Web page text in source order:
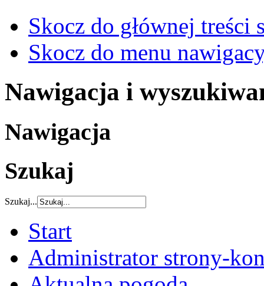
Skocz do głównej treści
Skocz do menu
Nawigacja i
Nawigacja
Szukaj
Szukaj...
Start
Administrator strony-